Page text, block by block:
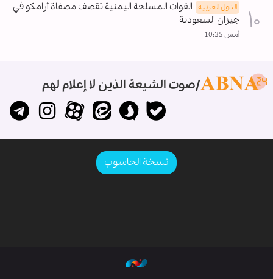
الدول العربیه القوات المسلحة اليمنية تقصف مصفاة أرامكو في
جيزان السعودية
أمس 10:35
صوت الشيعة الذين لا إعلام لهم
نسخة الحاسوب